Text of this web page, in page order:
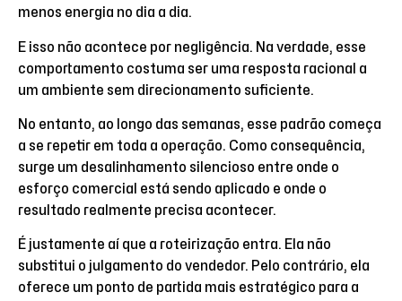
menos energia no dia a dia.
E isso não acontece por negligência. Na verdade, esse
comportamento costuma ser uma resposta racional a
um ambiente sem direcionamento suficiente.
No entanto, ao longo das semanas, esse padrão começa
a se repetir em toda a operação. Como consequência,
surge um desalinhamento silencioso entre onde o
esforço comercial está sendo aplicado e onde o
resultado realmente precisa acontecer.
É justamente aí que a roteirização entra. Ela não
substitui o julgamento do vendedor. Pelo contrário, ela
oferece um ponto de partida mais estratégico para a